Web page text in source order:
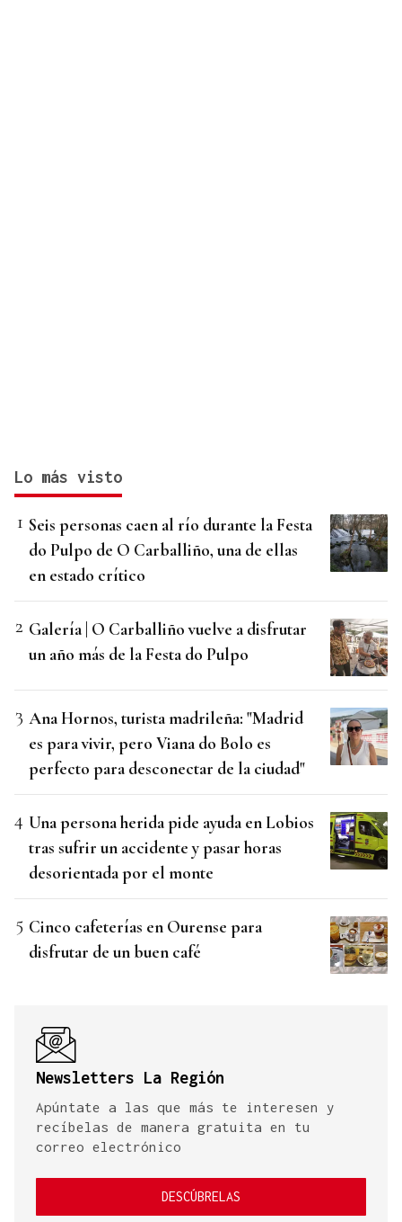
Lo más visto
Seis personas caen al río durante la Festa
do Pulpo de O Carballiño, una de ellas
en estado crítico
Galería | O Carballiño vuelve a disfrutar
un año más de la Festa do Pulpo
Ana Hornos, turista madrileña: "Madrid
es para vivir, pero Viana do Bolo es
perfecto para desconectar de la ciudad"
Una persona herida pide ayuda en Lobios
tras sufrir un accidente y pasar horas
desorientada por el monte
Cinco cafeterías en Ourense para
disfrutar de un buen café
Newsletters La Región
Apúntate a las que más te interesen y
recíbelas de manera gratuita en tu
correo electrónico
DESCÚBRELAS